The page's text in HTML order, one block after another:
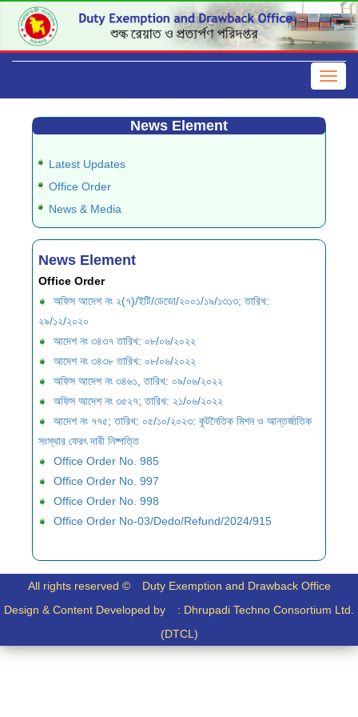
News Element
Latest Updates
Office Order
News & Media
News Element
Office Order
অফিস আদেশ নং ২(৭)/ইটি/ডেডো/২০০১/১৯/১৩১৩; তারিখ:
২৯/১২/২০২০
আদেশ নং ৩৪৩৭ তারিখ: ০৮/০৬/২০২২
আদেশ নং ৩৪৩৮ তারিখ: ০৮/০৬/২০২২
অফিস আদেশ নং ৩৪৬১, তারিখ: ০৯/০৬/২০২২
অফিস আদেশ নং ৩৫২৭; তারিখ: ২১/০৬/২০২২
আদেশ নং ৭৭৫; তারিখ: ০৫/১০/২০২৩: কূটনৈতিক মিশন ও আন্তর্জাতিক
সংস্থার ফেরৎ দাবী নিষ্পত্তি
Office Order No. 985
Office Order No. 997
Office Order No. 998
Office Order No-03/Dedo/Refund/2024/915
All rights reserved © Duty Exemption and Drawback Office
Design & Content Developed by : Dhrupadi Techno Consortium Ltd.
(DTCL)